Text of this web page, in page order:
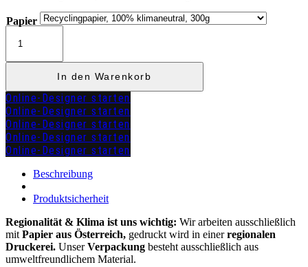
zuzügl.Versandkosten
Papier
Menükarte
Klapp
Menge
In den Warenkorb
Online-Designer starten
Online-Designer starten
Online-Designer starten
Online-Designer starten
Online-Designer starten
Beschreibung
Produktsicherheit
Regionalität & Klima ist uns wichtig: Wir arbeiten ausschließlich
mit Papier aus Österreich, gedruckt wird in einerregionalen
Druckerei. UnserVerpackung besteht ausschließlich aus
umweltfreundlichem Material.